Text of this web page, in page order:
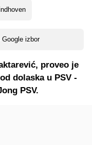
izbor
proveo je
dolaska u PSV -
PSV.